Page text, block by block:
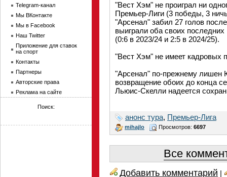
"Вест Хэм" не проиграл ни
Премьер-Лиги (3 победы, 3
"Арсенал" забил 27 голов
выиграли оба своих
(0:6 в 2023/24 и 2:5 в 2024/25).
"Вест Хэм" не имеет кадровых
"Арсенал" по-прежнему лишен
возвращение обоих до конца
Льюис-Скелли надеется
анонс тура, Премьер-Лига
mihajlo Просмотров: 6697
Все
Добавить комментарий |
Telegram-канал
Мы ВКонтакте
Мы в Facebook
Наш Twitter
Приложение для ставок
на спорт
Контакты
Партнеры
Авторские права
Реклама на сайте
Поиск: